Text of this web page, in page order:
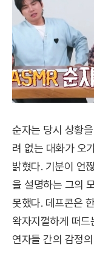
순자는 당시 상황
려 없는 대화가 오
밝혔다. 기분이 언
을 설명하는 그의
못했다. 데프콘은
왁자지껄하게 떠
연자들 간의 감정